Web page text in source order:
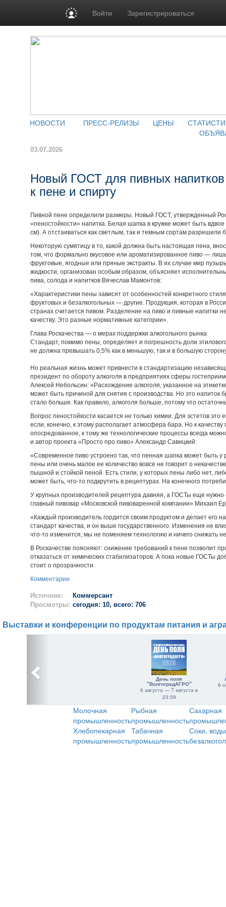
Войти Зарегистрироваться
НОВОСТИ ПРЕСС-РЕЛИЗЫ ЦЕНЫ
03.07.2026
Новый ГОСТ для пивных
к пене и спирту
Пивной пене определили размеры. Новый ГОСТ, утвержденный
«пеностойкости» напитка. Белая шапка в кружке может быть
см). А отстаиваться как светлым, так и темным сортам разрешили
Некоторую сумятицу в то, какой должна быть настоящая пена,
том, что формально вкусовое или ароматизированное пиво —
фруктовые, ягодные или пряные экстракты. В их случае мир
жидкости, организован особым образом, объясняет
пива, солода и напитков Вячеслав Мамонтов:
«Характеристики пены зависят от особенностей конкретного
фруктовых и безалкогольных — другие. Продукция, которая в
странах считается пивом. Разделение на пиво и пивные напитки
качеству. Это разные нормативные категории».
Глава Роскачества — о мерах поддержки алкогольного рынка
Стандарт, помимо пены, определяет и погрешность доли
не должна превышать 0,5% как в меньшую, так и в большую
Но реальная жизнь может привнести в стандартизацию
президент по обороту алкоголя в предприятиях сферы
Алексей Небольсин: «Расхождение алкоголя, указанное на
может быть причиной для снятия с производства. Но это напиток
стало больше. Как правило, алкоголя больше, потому что
Вопрос пеностойкости касается не только химии. Для эстетов
если, конечно, к этому располагает атмосфера бара. Но к
опосредованное, к тому же технологические процессы всегда
и автор проекта «Просто про пиво» Александр Савицкий:
«Современное пиво устроено так, что пенная шапка может быть у
пены или очень малое ее количество вовсе не говорит о
пышной и стойкой пеной. Есть стили, у которых пены либо нет,
может быть, что-то подкрутить в рецептурах. На конечного
У крупных производителей рецептура давняя, а ГОСТы еще нужно
главный пивовар «Московской пивоваренной компании» Михаил
«Каждый производитель гордится своим продуктом и делает его
стандарт качества, и он выше государственного. Изменения не
что-то изменится, мы не поменяем технологию и ничего снижать
В Роскачестве поясняют: снижение требований к пене позволит
отказаться от химических стабилизаторов. А пока новые ГОСТы
стоит о прозрачности.
Комментарии
Источник:
Коммерсант
Просмотры: сегодня: 10, всего: 706
Выставки и конференции по продуктам питания и
День поля
"ВолгоградАГРО"
6 августа — 7 августа в
23:59
6
Молочная
промышленность
Рыбная
промышленность
Сахарная
Хлебопекарная
промышленность
Табачная
промышленность
Соки,